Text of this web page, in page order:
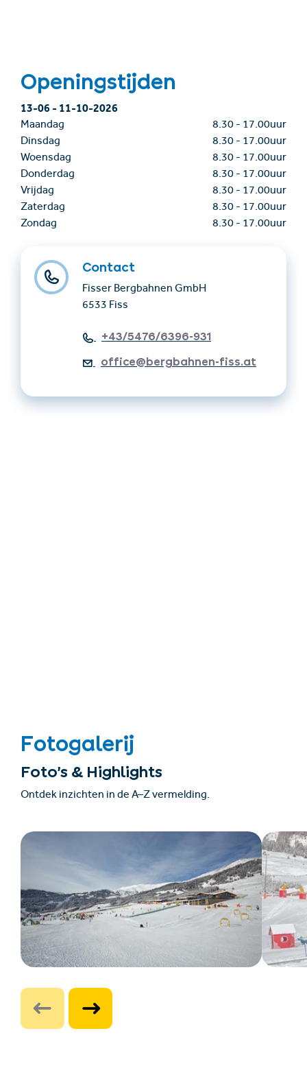
Openingstijden
13-06-11-10-2026
Maandag 8.30 - 17.00uur
Dinsdag
8.30 - 17.00uur
Woensdag
8.30 - 17.00uur
Donderdag
8.30 - 17.00uur
Vrijdag
8.30 - 17.00uur
Zaterdag
8.30 - 17.00uur
Zondag
8.30 - 17.00uur
Contact
Fisser Bergbahnen GmbH
6533 Fiss
+43/5476/6396-931
office@bergbahnen-fiss.at
Fotogalerij
Foto’s & Highlights
Ontdek inzichten in de A–Z vermelding.